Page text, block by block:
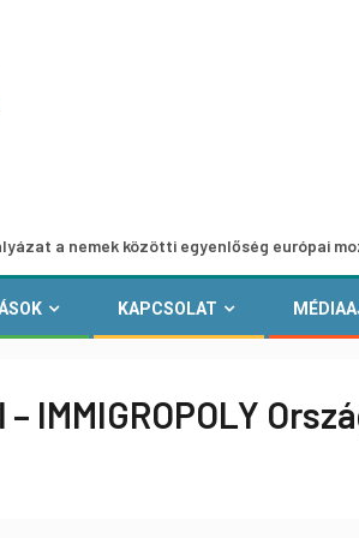
közötti egyenlőség európai
KAPCSOLAT
IMMIGROPOLY